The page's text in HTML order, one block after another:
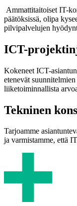
Ammattitaitoiset IT-
päätöksissä, olipa
pilvipalvelujen
ICT-
Kokeneet ICT-
etenevät
liiketoiminnallista
Tekninen
Tarjoamme
ja varmistamme, että